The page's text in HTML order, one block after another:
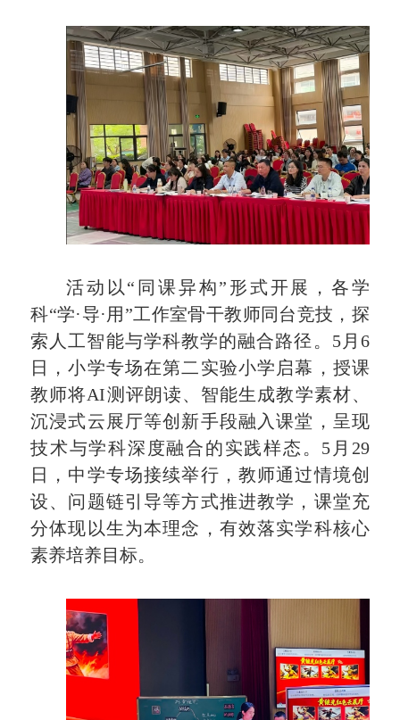
活动以“同课异构”形式开展，各学
科“学·导·用”工作室骨干教师同台竞技，探
索人工智能与学科教学的融合路径。5月6
日，小学专场在第二实验小学启幕，授课
教师将AI测评朗读、智能生成教学素材、
沉浸式云展厅等创新手段融入课堂，呈现
技术与学科深度融合的实践样态。5月29
日，中学专场接续举行，教师通过情境创
设、问题链引导等方式推进教学，课堂充
分体现以生为本理念，有效落实学科核心
素养培养目标。